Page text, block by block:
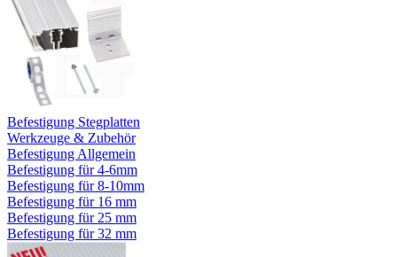
Befestigung Stegplatten
Werkzeuge & Zubehör
Befestigung Allgemein
Befestigung für 4-6mm
Befestigung für 8-10mm
Befestigung für 16 mm
Befestigung für 25 mm
Befestigung für 32 mm